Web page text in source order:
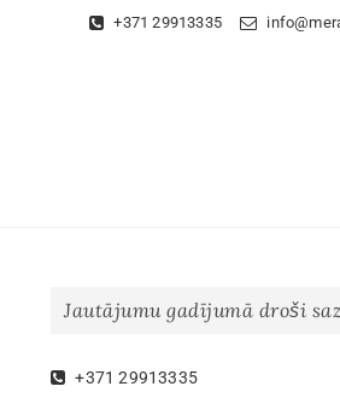
+371 29913335
Jautājumu gadījumā droši
+371 29913335